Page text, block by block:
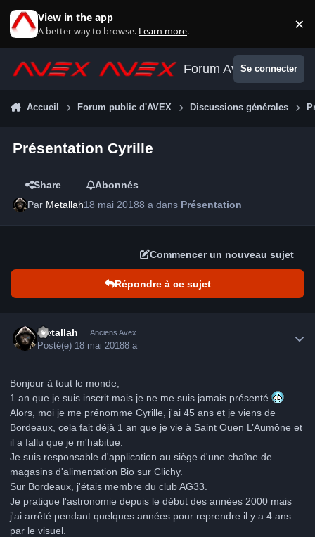
View in the app
A better way to browse. Learn more. ×
Forum AvexSe connecter
Accueil Forum public d'AVEX Discussions générales
Présentation Cyrille
Share
Abonnés
Par Metallah18 mai 20188 a dans Présentation
Commencer un nouveau sujet
Répondre à ce sujet
Metallah Anciens Avex
Posté(e) 18 mai 20188 a
Bonjour à tout le monde,
1 an que je suis inscrit mais je ne me suis jamais présenté
Alors, moi je me prénomme Cyrille, j'ai 45 ans et je viens de
Bordeaux, cela fait déjà 1 an que je vie à Saint Ouen L’Aumône et
il a fallu que je m'habitue.
Je suis responsable d'application au siège d'une chaîne de
magasins d'alimentation Bio sur Clichy.
Sur Bordeaux, j'étais membre du club AG33.
Je pratique l'astronomie depuis le début des années 2000 mais
j'ai arrêté pendant quelques années pour reprendre il y a 4 ans
par le visuel.